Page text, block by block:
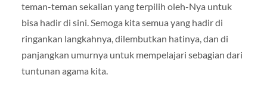
teman-teman sekalian yang terpilih oleh-Nya untuk
bisa hadir di sini. Semoga kita semua yang hadir di
ringankan langkahnya, dilembutkan hatinya, dan di
panjangkan umurnya untuk mempelajari sebagian dari
tuntunan agama kita.